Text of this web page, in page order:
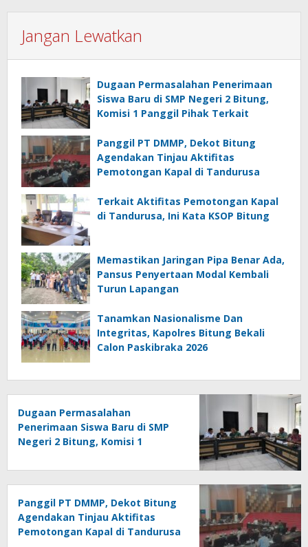
Jangan Lewatkan
Dugaan Permasalahan Penerimaan
Siswa Baru di SMP Negeri 2 Bitung,
Komisi 1 Panggil Pihak Terkait
Panggil PT DMMP, Dekot Bitung
Agendakan Tinjau Aktifitas
Pemotongan Kapal di Tandurusa
Terkait Aktifitas Pemotongan Kapal
di Tandurusa, Ini Kata KSOP Bitung
Memastikan Jaringan Pipa Benar Ada,
Pansus Penyertaan Modal Kembali
Turun Lapangan
Tanamkan Nasionalisme Dan
Integritas, Kapolres Bitung Bekali
Calon Paskibraka 2026
Dugaan Permasalahan
Penerimaan Siswa Baru di SMP
Negeri 2 Bitung, Komisi 1
Panggil PT DMMP, Dekot Bitung
Agendakan Tinjau Aktifitas
Pemotongan Kapal di Tandurusa